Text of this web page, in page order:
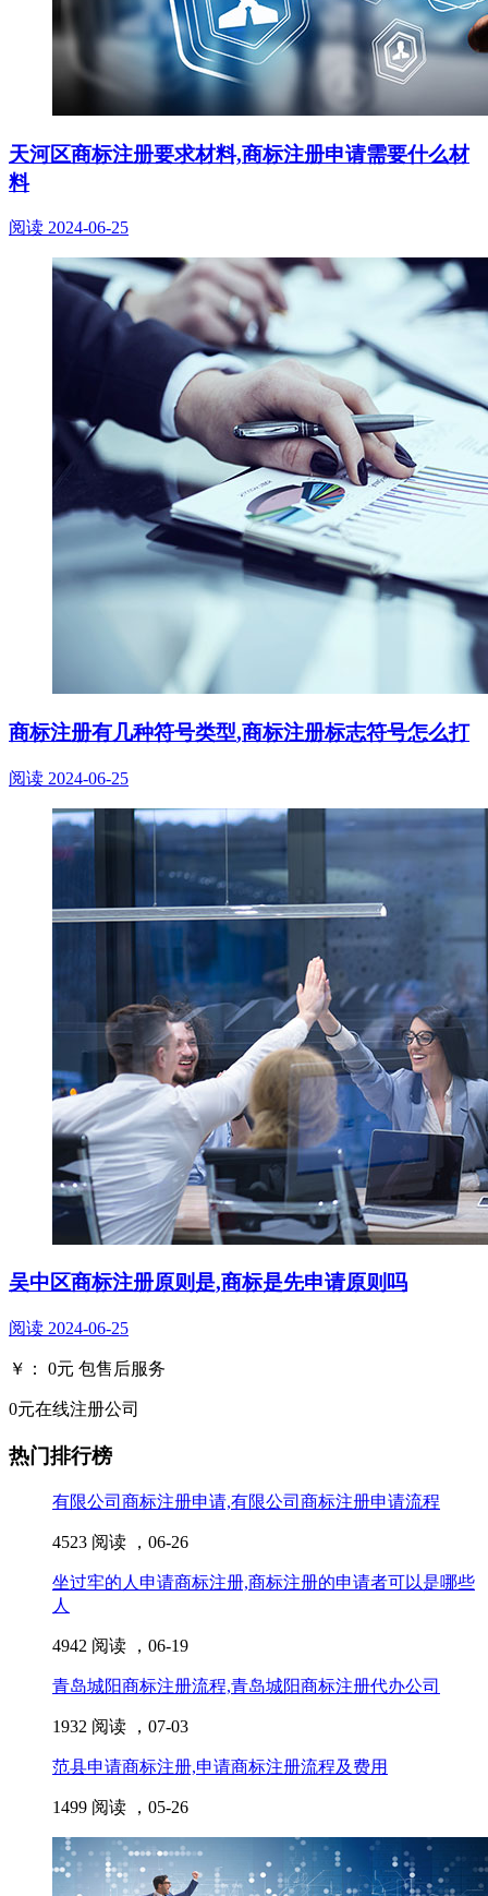
天河区商标注册要求材料,商标注册申请需要什么材
料
阅读 2024-06-25
商标注册有几种符号类型,商标注册标志符号怎么打
阅读 2024-06-25
吴中区商标注册原则是,商标是先申请原则吗
阅读 2024-06-25
￥： 0元 包售后服务
0元在线注册公司
热门排行榜
有限公司商标注册申请,有限公司商标注册申请流程
4523 阅读 ， 06-26
坐过牢的人申请商标注册,商标注册的申请者可以是哪些
人
4942 阅读 ， 06-19
青岛城阳商标注册流程,青岛城阳商标注册代办公司
1932 阅读 ， 07-03
范县申请商标注册,申请商标注册流程及费用
1499 阅读 ， 05-26